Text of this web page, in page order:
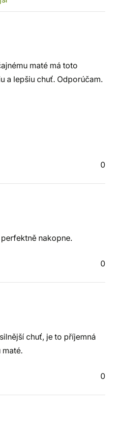
maté má toto
a lepšiu chuť. Odporúčam.
0
nakopne.
0
chuť, je to příjemná
maté.
0